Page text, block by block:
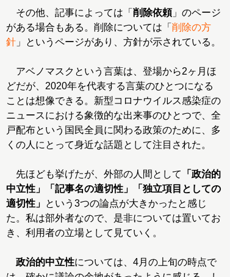
その他、記事によっては「 削除依頼」のページ
がある場合もある。削除については「 削除の方
針 」というページがあり、方針が示されている。
アベノマスクという言葉は、登場から2ヶ月ほ
どだが、2020年を代表する言葉のひとつになる
ことは想像できる。新型コロナウイルス感染症の
ニュースにおける象徴的な出来事のひとつで、全
戸配布という国民全員に関わる政策のために、多
くの人にとって身近な話題として注目された。
先ほども挙げたが、外部の人間として
「政治的
中立性」「記事名の適切性」「独立項目としての
適切性」 という3つの論点が大きかったと感じ
た。私は部外者なので、是非については置いてお
き、利用者の立場として見ていく。
政治的中立性については、4月の上旬の時点で